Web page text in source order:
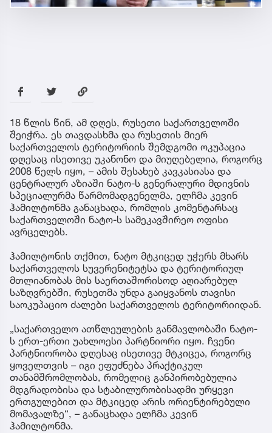
18 წლის წინ, ამ დღეს, რუსეთი საქართველოში
შეიჭრა. ეს თავდასხმა და რუსეთის მიერ
საქართველოს ტერიტორიის შემდგომი ოკუპაცია
დღესაც ისეთივე უკანონო და მიუღებელია, როგორც
2008 წელს იყო, – ამის შესახებ კავკასიასა და
ცენტრალურ აზიაში ნატო-ს გენერალური მდივნის
სპეციალურმა წარმომადგენელმა, ელჩმა კევინ
ჰამილტონმა განაცხადა, რომლის კომენტარსაც
საქართველოში ნატო-ს სამეკავშირეო ოფისი
ავრცელებს.
ჰამილტონის თქმით, ნატო მტკიცედ უჭერს მხარს
საქართველოს სუვერენიტეტსა და ტერიტორიულ
მთლიანობას მის საერთაშორისოდ აღიარებულ
საზღვრებში, რუსეთმა უნდა გაიყვანოს თავისი
საოკუპაციო ძალები საქართველოს ტერიტორიიდან.
„საქართველო ათწლეულების განმავლობაში ნატო-
ს ერთ-ერთი უახლოესი პარტნიორი იყო. ჩვენი
პარტნიორობა დღესაც ისეთივე მტკიცეა, როგორც
ყოველთვის – იგი ეფუძნება პრაქტიკულ
თანამშრომლობას, რომელიც განპირობებულია
მდგრადობისა და სტაბილურობისადმი ურყევი
ერთგულებით და მტკიცედ არის ორიენტირებული
მომავალზე“, – განაცხადა ელჩმა კევინ
ჰამილტონმა.